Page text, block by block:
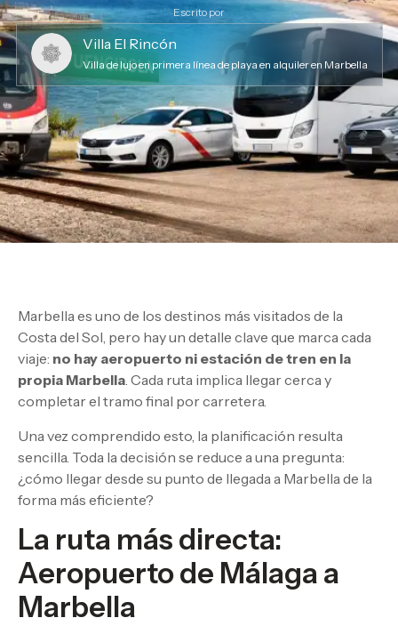
Escrito por
Villa El Rincón
Villa de lujo en primera línea de playa en alquiler en Marbella
Marbella es uno de los destinos más visitados de la
Costa del Sol, pero hay un detalle clave que marca cada
viaje: no hay aeropuerto ni estación de tren en la
propia Marbella. Cada ruta implica llegar cerca y
completar el tramo final por carretera.
Una vez comprendido esto, la planificación resulta
sencilla. Toda la decisión se reduce a una pregunta:
¿cómo llegar desde su punto de llegada a Marbella de la
forma más eficiente?
La ruta más directa:
Aeropuerto de Málaga a
Marbella